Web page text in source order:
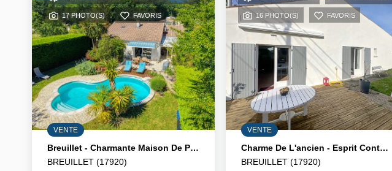
17 PHOTO(S) FAVORIS
VENTE
Breuillet - Charmante Maison De Plain Pied
BREUILLET (17920)
16 PHOTO(S) FAVORIS
VENTE
Charme De L'ancien - Esprit Contemporain : Une Pépite À Breuillet
BREUILLET (17920)